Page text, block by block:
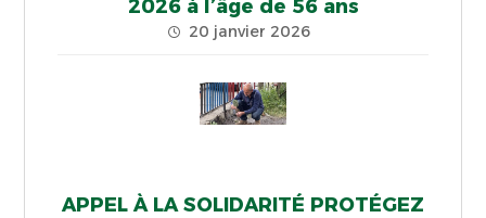
2026 à l’âge de 56 ans
20 janvier 2026
APPEL À LA SOLIDARITÉ PROTÉGEZ